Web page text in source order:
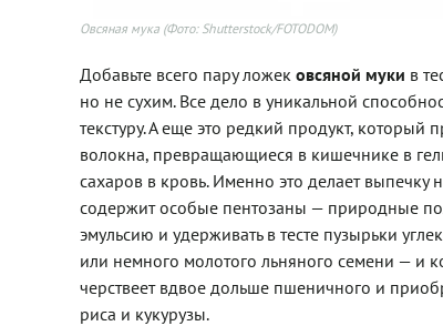
Овсяная мука (Фото: Shutterstock/FOTODOM)
Добавьте всего пару ложек овсяной муки в
но не сухим. Все дело в уникальной
текстуру. А еще это редкий продукт,
волокна, превращающиеся в кишечнике в
сахаров в кровь. Именно это делает
содержит особые пентозаны — природные
эмульсию и удерживать в тесте пузырьки
или немного молотого льняного семени — и
черствеет вдвое дольше пшеничного и
риса и кукурузы.